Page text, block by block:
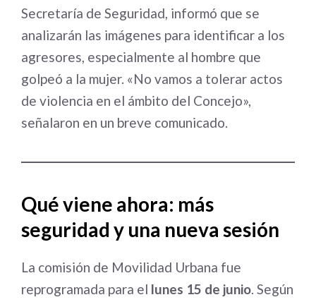
Secretaría de Seguridad, informó que se
analizarán las imágenes para identificar a los
agresores, especialmente al hombre que
golpeó a la mujer. «No vamos a tolerar actos
de violencia en el ámbito del Concejo»,
señalaron en un breve comunicado.
Qué viene ahora: más
seguridad y una nueva sesión
La comisión de Movilidad Urbana fue
reprogramada para el lunes 15 de junio. Según